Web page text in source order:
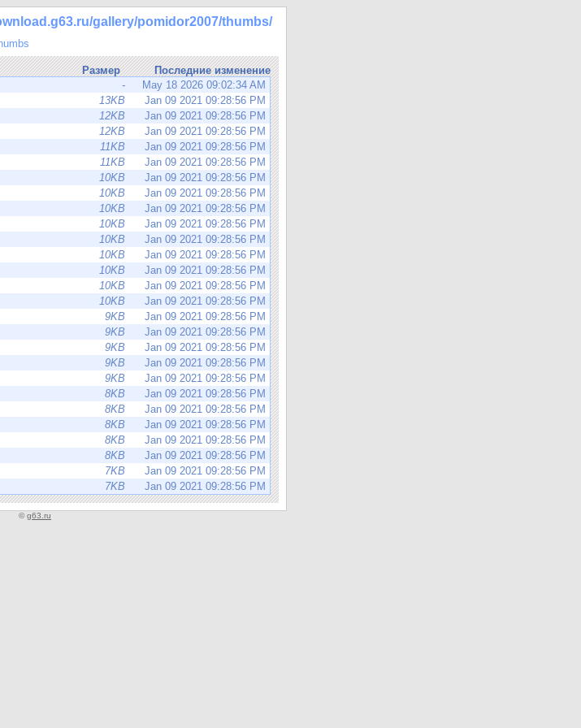
gallery/pomidor2007/thumbs/
Размер
Последние изменение
-
May 18 2026 09:02:34 AM
13KB
Jan 09 2021 09:28:56 PM
12KB
Jan 09 2021 09:28:56 PM
12KB
Jan 09 2021 09:28:56 PM
11KB
Jan 09 2021 09:28:56 PM
11KB
Jan 09 2021 09:28:56 PM
10KB
Jan 09 2021 09:28:56 PM
10KB
Jan 09 2021 09:28:56 PM
10KB
Jan 09 2021 09:28:56 PM
10KB
Jan 09 2021 09:28:56 PM
10KB
Jan 09 2021 09:28:56 PM
10KB
Jan 09 2021 09:28:56 PM
10KB
Jan 09 2021 09:28:56 PM
10KB
Jan 09 2021 09:28:56 PM
10KB
Jan 09 2021 09:28:56 PM
9KB
Jan 09 2021 09:28:56 PM
9KB
Jan 09 2021 09:28:56 PM
9KB
Jan 09 2021 09:28:56 PM
9KB
Jan 09 2021 09:28:56 PM
9KB
Jan 09 2021 09:28:56 PM
8KB
Jan 09 2021 09:28:56 PM
8KB
Jan 09 2021 09:28:56 PM
8KB
Jan 09 2021 09:28:56 PM
8KB
Jan 09 2021 09:28:56 PM
8KB
Jan 09 2021 09:28:56 PM
7KB
Jan 09 2021 09:28:56 PM
7KB Jan 09 2021 09:28:56 PM
©g63.ru